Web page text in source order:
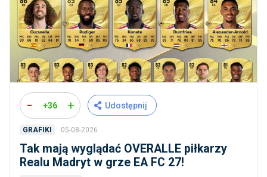
- +36 + Udostępnij
GRAFIKI 05-08-2026
Tak mają wyglądać OVERALLE piłkarzy
Realu Madryt w grze EA FC 27!